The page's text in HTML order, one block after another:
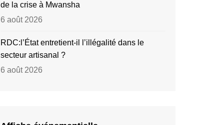
de la crise à Mwansha
6 août 2026
RDC:l’État entretient-il l’illégalité dans le
secteur artisanal ?
6 août 2026